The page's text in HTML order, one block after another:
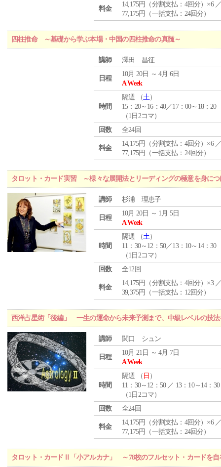
料金
14,175円（分割支払：4回分）×6
77,175円（一括支払：24回分）
四柱推命 ～基礎から学ぶ本場・中国の四柱推命の真髄～
講師 澤田 昌征
日程
10月 20日 ～ 4月 6日
A Week
時間
隔週 （土）
15：20～16：40／17：00～18：20
（1日2コマ）
回数
全24回
料金
14,175円（分割支払：4回分）×6
77,175円（一括支払：24回分）
タロット・カード実習 ～様々な展開法とリーディングの極意を身につ
講師 杉浦 理恵子
日程
10月 20日 ～ 1月 5日
A Week
時間
隔週 （土）
11：30～12：50／13：10～14：30
（1日2コマ）
回数
全12回
料金
14,175円（分割支払：4回分）×3
39,375円（一括支払：12回分）
西洋占星術「後編」 一生の運命から未来予測まで、中級レベルの技法
講師 関口 シュン
日程
10月 21日 ～ 4月 7日
A Week
時間
隔週 （ 日 ）
11：30～12：50 ／ 13：10～14：30
（1日2コマ）
回数
全24回
料金
14,175円（分割支払：4回分）×6
77,175円（一括支払：24回分）
タロット・カードⅡ「小アルカナ」 ～78枚のフルセット・カードを自